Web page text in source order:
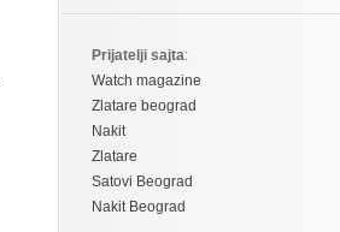
Prijatelji sajta:
Watch magazine
Zlatare beograd
Nakit
Zlatare
Satovi Beograd
Nakit Beograd